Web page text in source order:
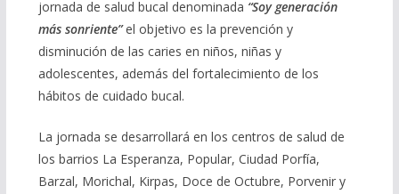
jornada de salud bucal denominada “Soy generación
más sonriente” el objetivo es la prevención y
disminución de las caries en niños, niñas y
adolescentes, además del fortalecimiento de los
hábitos de cuidado bucal.
La jornada se desarrollará en los centros de salud de
los barrios La Esperanza, Popular, Ciudad Porfía,
Barzal, Morichal, Kirpas, Doce de Octubre, Porvenir y